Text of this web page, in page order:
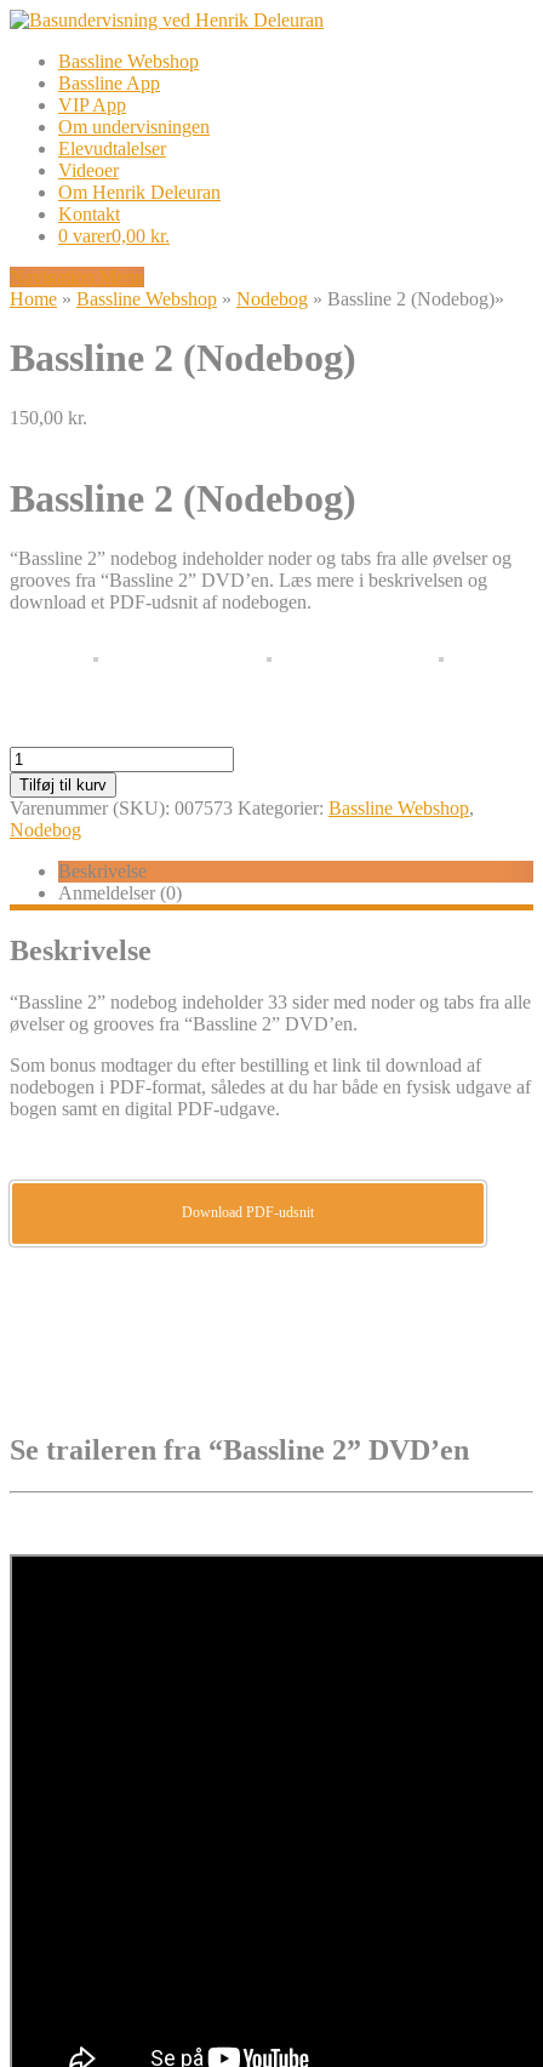
Bassline Webshop
Bassline App
VIP App
Om undervisningen
Elevudtalelser
Videoer
Om Henrik Deleuran
Kontakt
0 varer0,00 kr.
Navigation Menu
Home » Bassline Webshop » Nodebog » Bassline 2 (Nodebog)»
Bassline 2 (Nodebog)
150,00 kr.
Bassline 2 (Nodebog)
“Bassline 2” nodebog indeholder noder og tabs fra alle øvelser og
grooves fra “Bassline 2” DVD’en. Læs mere i beskrivelsen og
download et PDF-udsnit af nodebogen.
Bassline
2
(Nodebog)
antal
Tilføj til kurv
Varenummer (SKU): 007573 Kategorier: Bassline Webshop,
Nodebog
Beskrivelse
Anmeldelser (0)
Beskrivelse
“Bassline 2” nodebog indeholder 33 sider med noder og tabs fra alle
øvelser og grooves fra “Bassline 2” DVD’en.
Som bonus modtager du efter bestilling et link til download af
nodebogen i PDF-format, således at du har både en fysisk udgave af
bogen samt en digital PDF-udgave.
Download PDF-udsnit
Se traileren fra “Bassline 2” DVD’en